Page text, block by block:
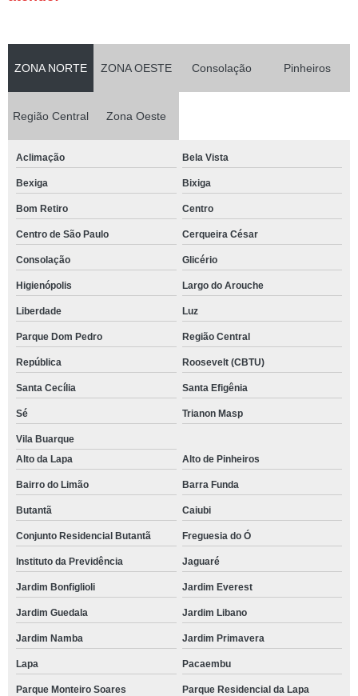
ZONA NORTE ZONA OESTE Consolação Pinheiros
Região Central Zona Oeste
Aclimação Bela Vista
Bexiga Bixiga
Bom Retiro Centro
Centro de São Paulo Cerqueira César
Consolação Glicério
Higienópolis Largo do Arouche
Liberdade Luz
Parque Dom Pedro Região Central
República Roosevelt (CBTU)
Santa Cecília Santa Efigênia
Sé Trianon Masp
Vila Buarque
Alto da Lapa
Alto de Pinheiros
Bairro do Limão Barra Funda
Butantã Caiubi
Conjunto Residencial Butantã Freguesia do Ó
Instituto da Previdência Jaguaré
Jardim Bonfiglioli Jardim Everest
Jardim Guedala Jardim Libano
Jardim Namba Jardim Primavera
Lapa Pacaembu
Parque Monteiro Soares Parque Residencial da Lapa